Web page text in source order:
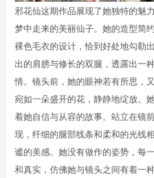
邪花仙这期作品展现了她独特的魅
梦中走来的美丽仙子。她的造型简
裸色毛衣的设计，恰到好处地勾勒
出的肩膀与修长的双腿，透露出一
情。镜头前，她的眼神若有所思，
宛如一朵盛开的花，静静地绽放。
着她自信与从容的故事。站立在镜
现，纤细的腿部线条和柔和的光线
谧的美感。她没有做作的姿势，每
和真实，仿佛她与镜头之间有着一